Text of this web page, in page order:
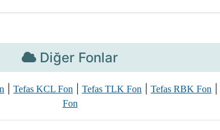
Diğer Fonlar
Tefas KCL Fon Tefas TLK Fon Tefas RBK Fon
Fon